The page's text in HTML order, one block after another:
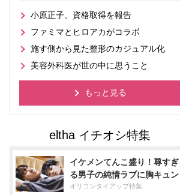
小原正子、資格取得を報告
ファミマとヒロアカがコラボ
施す側から見た整形のカジュアル化
美容外科医が世の中に思うこと
もっと見る
イケメンてんこ盛り！尊すぎ
る男子の純情ラブに胸キュン
オリコンタイアップ特集